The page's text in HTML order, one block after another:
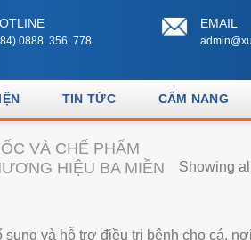
0888. 356. 778
EMAIL
TIN TỨC CẨM NANG
VÀ CHẾ PHẨM
HIỆU BA MIỀN
Showing
và hỗ trợ điều trị bệnh cho cá,